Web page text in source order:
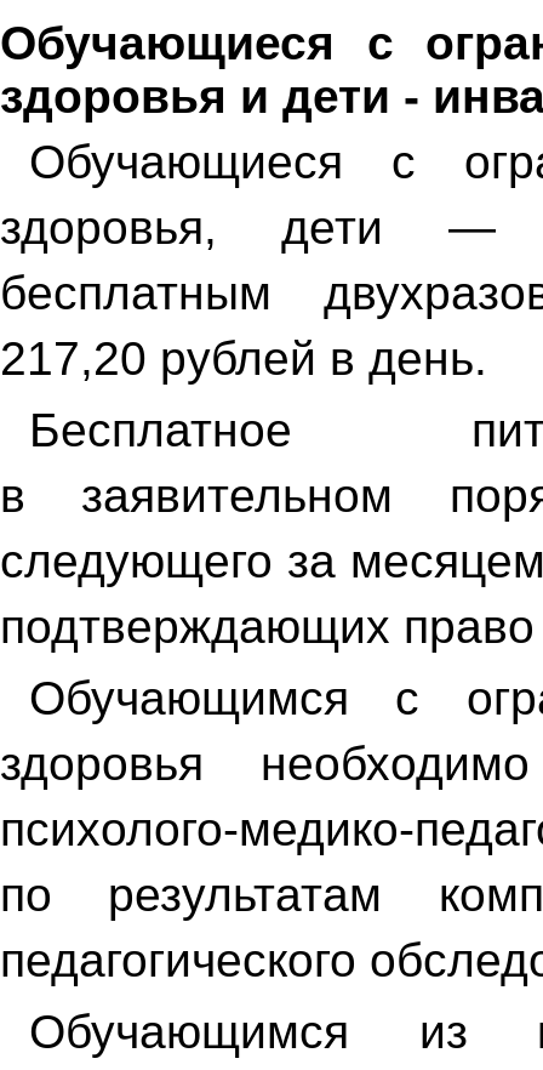
Обучающиеся с
здоровья и дети -
Обучающиеся с
здоровья, дети —
бесплатным
217,20 рублей в день.
Бесплатное
в заявительном
следующего за
подтверждающих
Обучающимся с
здоровья
психолого-медико-
по результатам
педагогического
Обучающимся из